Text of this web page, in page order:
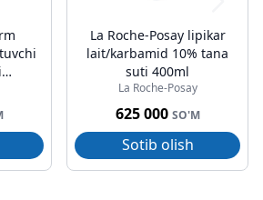
La Roche-Posay lipikar
lait/karbamid 10% tana
suti 400ml
La Roche-Posay
625 000 SO'M
Sotib olish